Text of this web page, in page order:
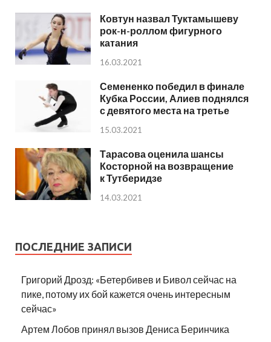
Ковтун назвал Туктамышеву
рок-н-роллом фигурного
катания
16.03.2021
Семененко победил в финале
Кубка России, Алиев поднялся
с девятого места на третье
15.03.2021
Тарасова оценила шансы
Косторной на возвращение
к Тутберидзе
14.03.2021
ПОСЛЕДНИЕ ЗАПИСИ
Григорий Дрозд: «Бетербивев и Бивол сейчас на
пике, потому их бой кажется очень интересным
сейчас»
Артем Лобов принял вызов Дениса Беринчика